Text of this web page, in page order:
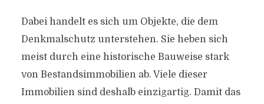
Dabei handelt es sich um Objekte, die dem
Denkmalschutz unterstehen. Sie heben sich
meist durch eine historische Bauweise stark
von Bestandsimmobilien ab. Viele dieser
Immobilien sind deshalb einzigartig. Damit das